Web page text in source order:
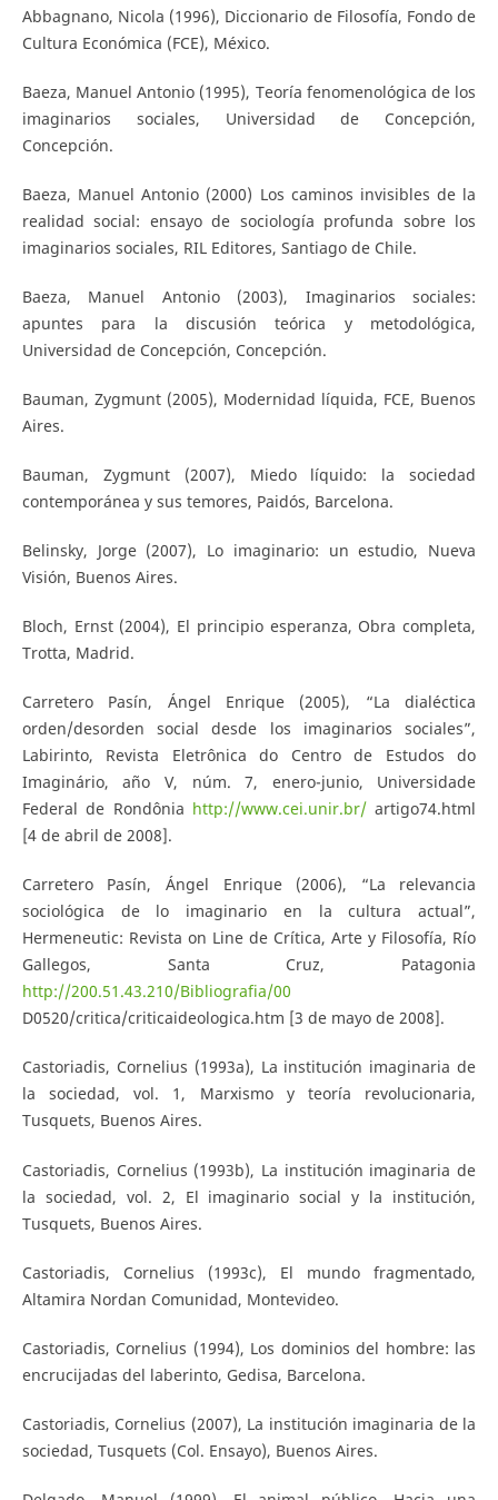
Abbagnano, Nicola (1996), Diccionario de Filosofía, Fondo de
Cultura Económica (FCE), México.
Baeza, Manuel Antonio (1995), Teoría fenomenológica de los
imaginarios sociales, Universidad de Concepción,
Concepción.
Baeza, Manuel Antonio (2000) Los caminos invisibles de la
realidad social: ensayo de sociología profunda sobre los
imaginarios sociales, RIL Editores, Santiago de Chile.
Baeza, Manuel Antonio (2003), Imaginarios sociales:
apuntes para la discusión teórica y metodológica,
Universidad de Concepción, Concepción.
Bauman, Zygmunt (2005), Modernidad líquida, FCE, Buenos
Aires.
Bauman, Zygmunt (2007), Miedo líquido: la sociedad
contemporánea y sus temores, Paidós, Barcelona.
Belinsky, Jorge (2007), Lo imaginario: un estudio, Nueva
Visión, Buenos Aires.
Bloch, Ernst (2004), El principio esperanza, Obra completa,
Trotta, Madrid.
Carretero Pasín, Ángel Enrique (2005), “La dialéctica
orden/desorden social desde los imaginarios sociales”,
Labirinto, Revista Eletrônica do Centro de Estudos do
Imaginário, año V, núm. 7, enero-junio, Universidade
Federal de Rondônia http://www.cei.unir.br/artigo74.html
[4 de abril de 2008].
Carretero Pasín, Ángel Enrique (2006), “La relevancia
sociológica de lo imaginario en la cultura actual”,
Hermeneutic: Revista on Line de Crítica, Arte y Filosofía, Río
Gallegos, Santa Cruz, Patagonia
http://200.51.43.210/Bibliografia/00
D0520/critica/criticaideologica.htm [3 de mayo de 2008].
Castoriadis, Cornelius (1993a), La institución imaginaria de
la sociedad, vol. 1, Marxismo y teoría revolucionaria,
Tusquets, Buenos Aires.
Castoriadis, Cornelius (1993b), La institución imaginaria de
la sociedad, vol. 2, El imaginario social y la institución,
Tusquets, Buenos Aires.
Castoriadis, Cornelius (1993c), El mundo fragmentado,
Altamira Nordan Comunidad, Montevideo.
Castoriadis, Cornelius (1994), Los dominios del hombre: las
encrucijadas del laberinto, Gedisa, Barcelona.
Castoriadis, Cornelius (2007), La institución imaginaria de la
sociedad, Tusquets (Col. Ensayo), Buenos Aires.